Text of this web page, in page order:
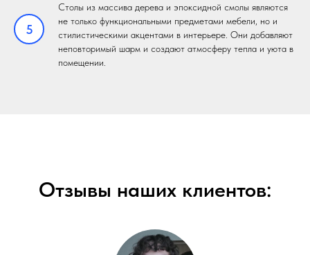
5
Столы из массива дерева и эпоксидной смолы являются
не только функциональными предметами мебели, но и
стилистическими акцентами в интерьере. Они добавляют
неповторимый шарм и создают атмосферу тепла и уюта в
помещении.
Отзывы наших клиентов: